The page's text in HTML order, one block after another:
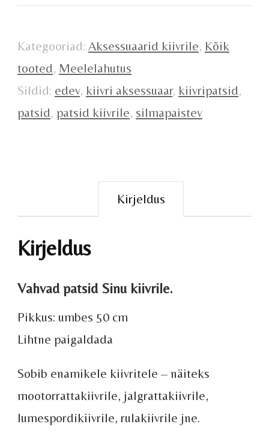
Kategooriad: Aksessuaarid kiivrile, Kõik
tooted, Meelelahutus
Sildid: edev, kiivri aksessuaar, kiivripatsid,
patsid, patsid kiivrile, silmapaistev
Kirjeldus
Kirjeldus
Vahvad patsid Sinu kiivrile.
Pikkus: umbes 50 cm
Lihtne paigaldada
Sobib enamikele kiivritele – näiteks
mootorrattakiivrile, jalgrattakiivrile,
lumespordikiivrile, rulakiivrile jne.